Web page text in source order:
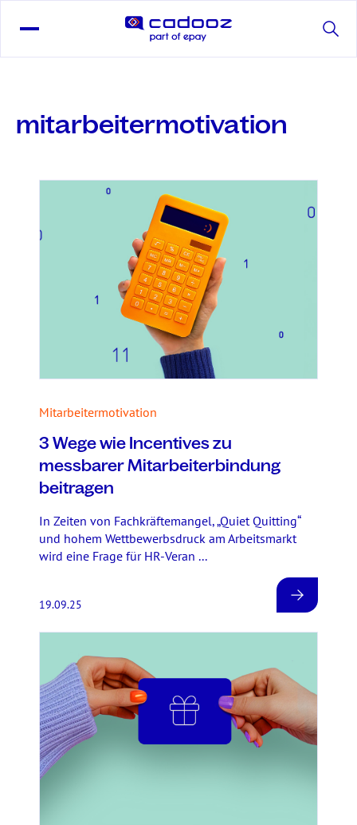
mitarbeitermotivation
Mitarbeitermotivation
3 Wege wie Incentives zu
messbarer Mitarbeiterbindung
beitragen
In Zeiten von Fachkräftemangel, „Quiet Quitting“
und hohem Wettbewerbsdruck am Arbeitsmarkt
wird eine Frage für HR-Veran ...
19.09.25